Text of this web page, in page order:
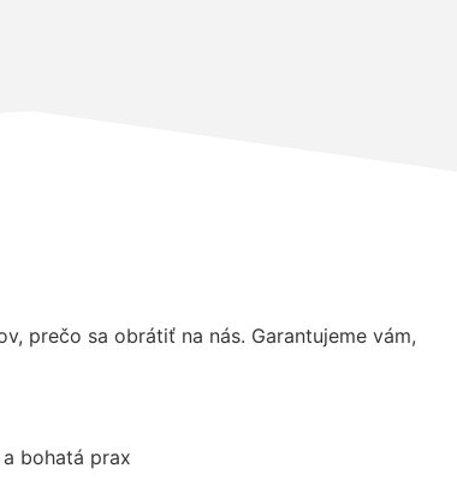
prečo sa obrátiť na nás. Garantujeme vám,
bohatá prax